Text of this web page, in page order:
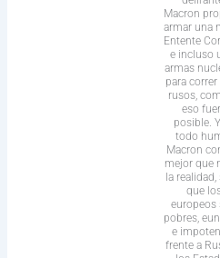
Macron
armar una
Entente
e incluso
armas
para correr
rusos,
eso
posible.
todo
Macron
mejor que
la realidad,
que
europeos
pobres,
e
frente a